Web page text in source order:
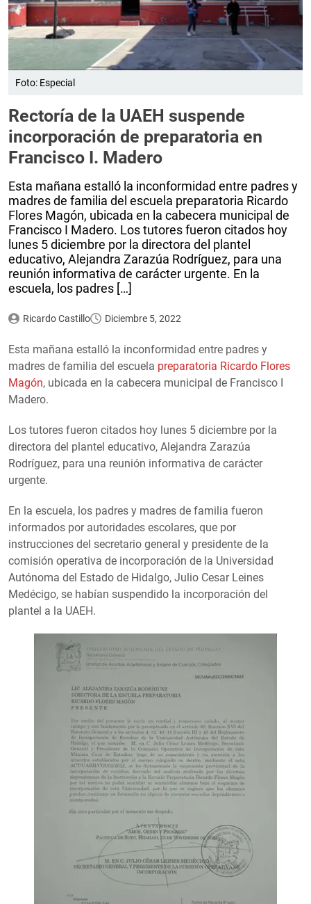
Foto: Especial
Rectoría de la UAEH suspende
incorporación de preparatoria en
Francisco I. Madero
Esta mañana estalló la inconformidad entre padres y
madres de familia del escuela preparatoria Ricardo
Flores Magón, ubicada en la cabecera municipal de
Francisco I Madero. Los tutores fueron citados hoy
lunes 5 diciembre por la directora del plantel
educativo, Alejandra Zarazúa Rodríguez, para una
reunión informativa de carácter urgente. En la
escuela, los padres […]
Ricardo Castillo Diciembre 5, 2022
Esta mañana estalló la inconformidad entre padres y
madres de familia del escuela preparatoria Ricardo Flores
Magón, ubicada en la cabecera municipal de Francisco I
Madero.
Los tutores fueron citados hoy lunes 5 diciembre por la
directora del plantel educativo, Alejandra Zarazúa
Rodríguez, para una reunión informativa de carácter
urgente.
En la escuela, los padres y madres de familia fueron
informados por autoridades escolares, que por
instrucciones del secretario general y presidente de la
comisión operativa de incorporación de la Universidad
Autónoma del Estado de Hidalgo, Julio Cesar Leines
Medécigo, se habían suspendido la incorporación del
plantel a la UAEH.